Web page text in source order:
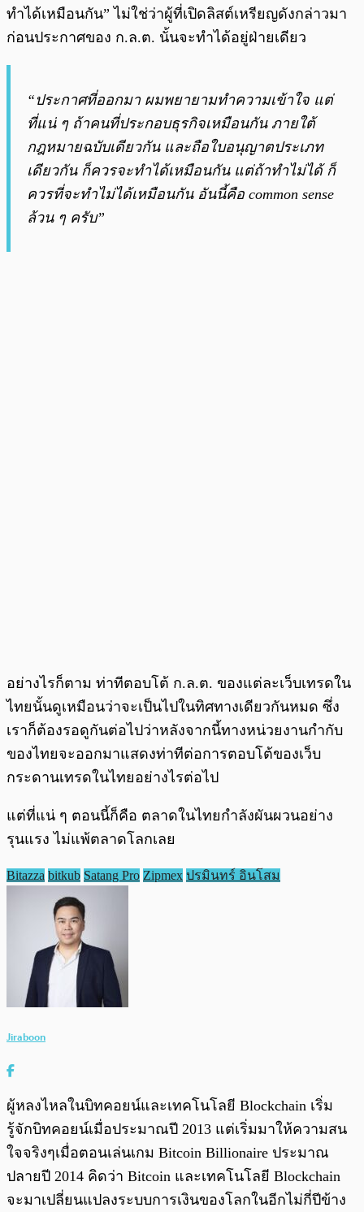
ทำได้เหมือนกัน” ไม่ใช่ว่าผู้ที่เปิดลิสต์เหรียญดังกล่าวมา
ก่อนประกาศของ ก.ล.ต. นั้นจะทำได้อยู่ฝ่ายเดียว
“ประกาศที่ออกมา ผมพยายามทำความเข้าใจ แต่
ที่แน่ ๆ ถ้าคนที่ประกอบธุรกิจเหมือนกัน ภายใต้
กฎหมายฉบับเดียวกัน และถือใบอนุญาตประเภท
เดียวกัน ก็ควรจะทำได้เหมือนกัน แต่ถ้าทำไม่ได้ ก็
ควรที่จะทำไม่ได้เหมือนกัน อันนี้คือ common sense
ล้วน ๆ ครับ”
อย่างไรก็ตาม ท่าทีตอบโต้ ก.ล.ต. ของแต่ละเว็บเทรดใน
ไทยนั้นดูเหมือนว่าจะเป็นไปในทิศทางเดียวกันหมด ซึ่ง
เราก็ต้องรอดูกันต่อไปว่าหลังจากนี้ทางหน่วยงานกำกับ
ของไทยจะออกมาแสดงท่าทีต่อการตอบโต้ของเว็บ
กระดานเทรดในไทยอย่างไรต่อไป
แต่ที่แน่ ๆ ตอนนี้ก็คือ ตลาดในไทยกำลังผันผวนอย่าง
รุนแรง ไม่แพ้ตลาดโลกเลย
Bitazza bitkub Satang Pro Zipmex ปรมินทร์ อินโสม
Jiraboon
ผู้หลงไหลในบิทคอยน์และเทคโนโลยี Blockchain เริ่ม
รู้จักบิทคอยน์เมื่อประมาณปี 2013 แต่เริ่มมาให้ความสน
ใจจริงๆเมื่อตอนเล่นเกม Bitcoin Billionaire ประมาณ
ปลายปี 2014 คิดว่า Bitcoin และเทคโนโลยี Blockchain
จะมาเปลี่ยนแปลงระบบการเงินของโลกในอีกไม่กี่ปีข้าง